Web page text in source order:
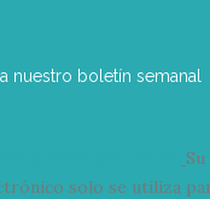
nuestro boletín semanal
solo se utiliza